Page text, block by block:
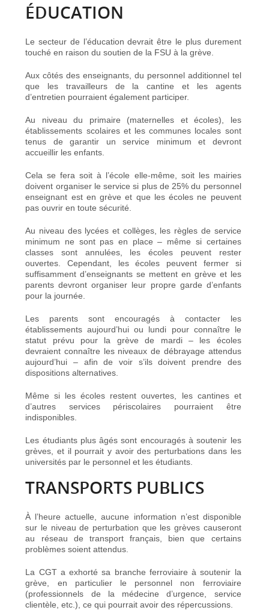
ÉDUCATION
Le secteur de l’éducation devrait être le plus durement
touché en raison du soutien de la FSU à la grève.
Aux côtés des enseignants, du personnel additionnel tel
que les travailleurs de la cantine et les agents
d’entretien pourraient également participer.
Au niveau du primaire (maternelles et écoles), les
établissements scolaires et les communes locales sont
tenus de garantir un service minimum et devront
accueillir les enfants.
Cela se fera soit à l’école elle-même, soit les mairies
doivent organiser le service si plus de 25% du personnel
enseignant est en grève et que les écoles ne peuvent
pas ouvrir en toute sécurité.
Au niveau des lycées et collèges, les règles de service
minimum ne sont pas en place – même si certaines
classes sont annulées, les écoles peuvent rester
ouvertes. Cependant, les écoles peuvent fermer si
suffisamment d’enseignants se mettent en grève et les
parents devront organiser leur propre garde d’enfants
pour la journée.
Les parents sont encouragés à contacter les
établissements aujourd’hui ou lundi pour connaître le
statut prévu pour la grève de mardi – les écoles
devraient connaître les niveaux de débrayage attendus
aujourd’hui – afin de voir s’ils doivent prendre des
dispositions alternatives.
Même si les écoles restent ouvertes, les cantines et
d’autres services périscolaires pourraient être
indisponibles.
Les étudiants plus âgés sont encouragés à soutenir les
grèves, et il pourrait y avoir des perturbations dans les
universités par le personnel et les étudiants.
TRANSPORTS PUBLICS
À l’heure actuelle, aucune information n’est disponible
sur le niveau de perturbation que les grèves causeront
au réseau de transport français, bien que certains
problèmes soient attendus.
La CGT a exhorté sa branche ferroviaire à soutenir la
grève, en particulier le personnel non ferroviaire
(professionnels de la médecine d’urgence, service
clientèle, etc.), ce qui pourrait avoir des répercussions.